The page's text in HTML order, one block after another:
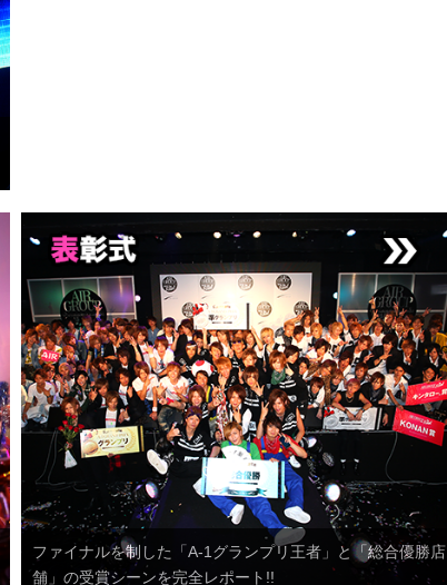
ファイナルを制した「A-1グランプリ王者」と「総合優勝店
舗」の受賞シーンを完全レポート!!